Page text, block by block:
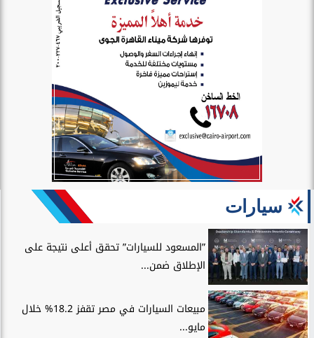
سيارات
”المسعود للسيارات” تحقق أعلى نتيجة على
الإطلاق ضمن...
مبيعات السيارات في مصر تقفز 18.2% خلال
مايو...